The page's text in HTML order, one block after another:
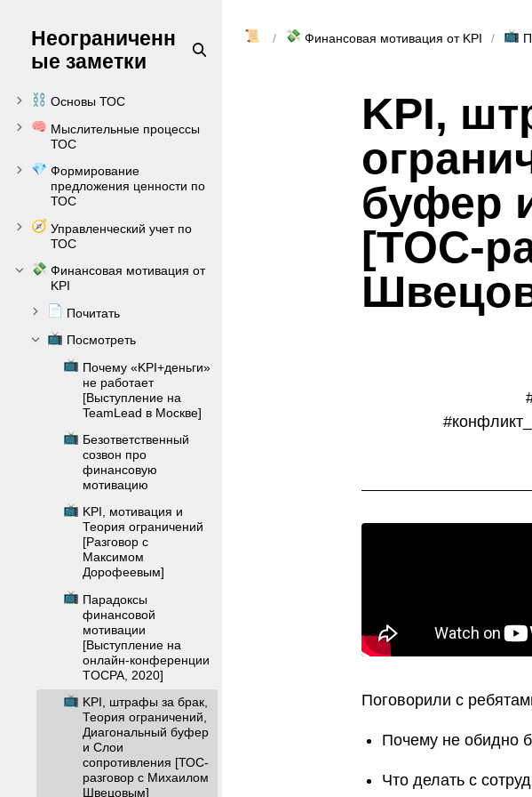
Неограниченн
ые заметки
⛓️ Основы ТОС
🧠 Мыслительные процессы
ТОС
💎 Формирование
предложения ценности по
ТОС
🧭 Управленческий учет по
ТОС
💸 Финансовая мотивация от
KPI
📄 Почитать
📺 Посмотреть
📺 Почему «KPI+деньги»
не работает
[Выступление на
TeamLead в Москве]
📺 Безответственный
созвон про
финансовую
мотивацию
📺 KPI, мотивация и
Теория ограничений
[Разговор с
Максимом
Дорофеевым]
📺 Парадоксы
финансовой
мотивации
[Выступление на
онлайн-конференции
TOCPA, 2020]
📺 KPI, штрафы за брак,
Теория ограничений,
Диагональный буфер
и Слои
сопротивления [ТОС-
разговор с Михаилом
Швецовым]
📜 💸 Финансовая мотивация от KPI 📺
KPI,
буфер
[ТОС-
Поговорили с
Почему не обидно
Что делать с